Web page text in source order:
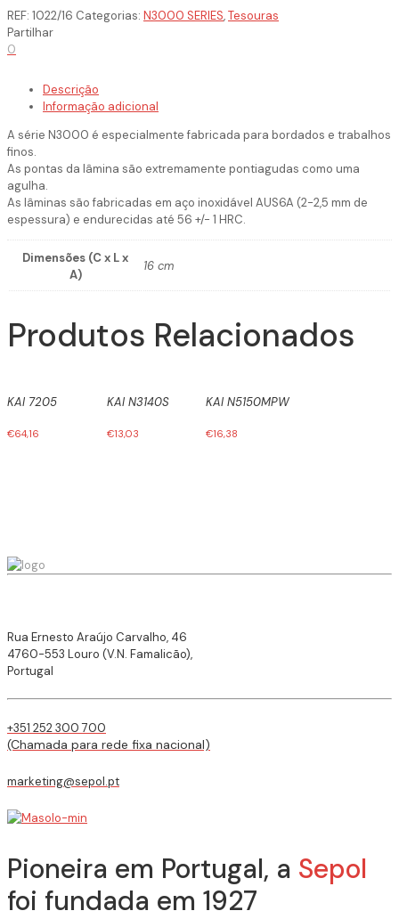
REF: 1022/16 Categorias: N3000 SERIES,Tesouras
Partilhar
0
Descrição
Informação adicional
A série N3000 é especialmente fabricada para bordados e trabalhos
finos.
As pontas da lâmina são extremamente pontiagudas como uma
agulha.
As lâminas são fabricadas em aço inoxidável AUS6A (2-2,5 mm de
espessura) e endurecidas até 56 +/- 1 HRC.
Dimensões (C x L x
A)
16 cm
Produtos Relacionados
KAI 7205
€64,16
KAI N3140S
€13,03
KAI N5150MPW
€16,38
Rua Ernesto Araújo Carvalho, 46
4760-553 Louro (V.N. Famalicão),
Portugal
+351 252 300 700
(Chamada para rede fixa nacional)
marketing@sepol.pt
Pioneira em Portugal, a Sepol
foi fundada em 1927